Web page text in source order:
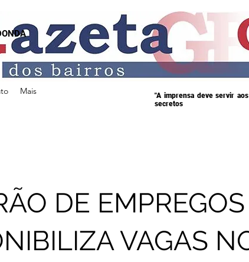
Mais
"A imprensa deve servir
secretos
DE EMPREGOS
VAGAS